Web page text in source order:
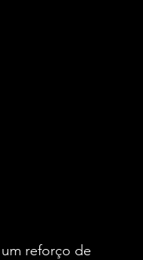
reforço de